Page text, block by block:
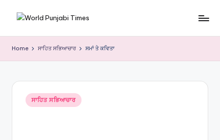
o
rl
d
Home ਸਾਹਿਤ ਸਭਿਆਚਾਰ ਸਮਾਂ ਤੇ ਕਵਿਤਾ
Posted
in
ਸਾਹਿਤ ਸਭਿਆਚਾਰ